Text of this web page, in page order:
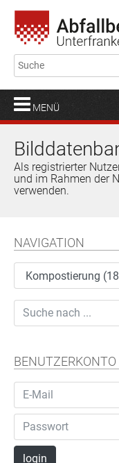
MENÜ
Als registrierter
und im Rahmen der
verwenden.
NAVIGATION
BENUTZERKONTO
login